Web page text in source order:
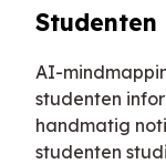
Studenten
AI-
studenten
handmatig
studenten